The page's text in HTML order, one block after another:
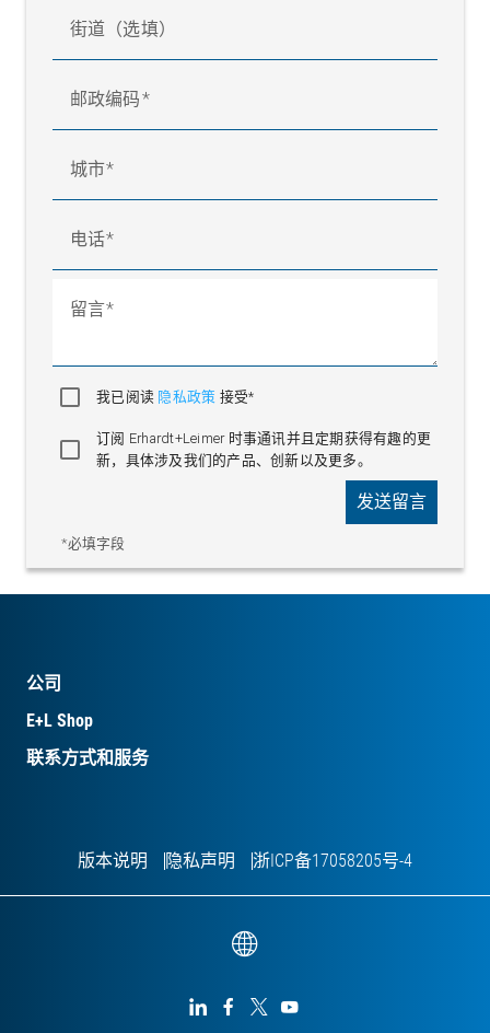
街道（选填）
邮政编码
城市
电话
留言
我已阅读 隐私政策 接受*
订阅 Erhardt+Leimer 时事通讯并且定期获得有趣的更
新，具体涉及我们的产品、创新以及更多。
*必填字段
发送留言
公司
E+L Shop
联系方式和服务
版本说明 隐私声明 浙ICP备17058205号-4
   